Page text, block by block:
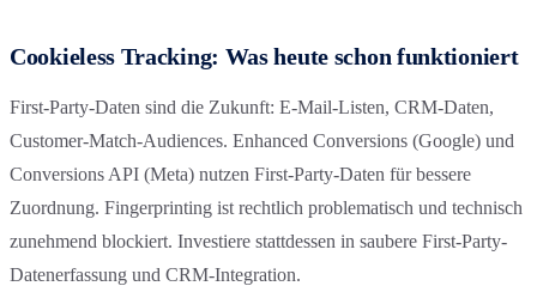
Cookieless Tracking: Was heute schon funktioniert
First-Party-Daten sind die Zukunft: E-Mail-Listen, CRM-Daten,
Customer-Match-Audiences. Enhanced Conversions (Google) und
Conversions API (Meta) nutzen First-Party-Daten für bessere
Zuordnung. Fingerprinting ist rechtlich problematisch und technisch
zunehmend blockiert. Investiere stattdessen in saubere First-Party-
Datenerfassung und CRM-Integration.